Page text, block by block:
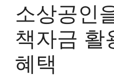
소상공인
책자금 활
혜택